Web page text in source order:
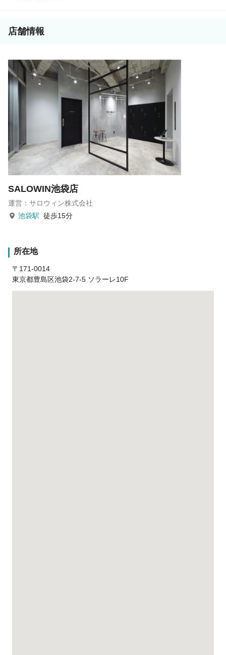
店舗情報
SALOWIN池袋店
運営：サロウィン株式会社
池袋駅 徒歩15分
所在地
〒171-0014
東京都豊島区池袋2-7-5 ソラーレ10F